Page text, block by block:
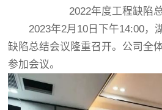
2022年度工程缺陷总
2023年2月10日下午14:00，
缺陷总结会议隆重召开。公司全
参加会议。